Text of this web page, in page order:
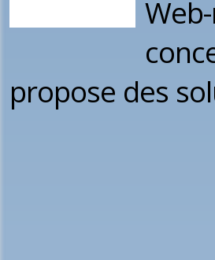
propose des